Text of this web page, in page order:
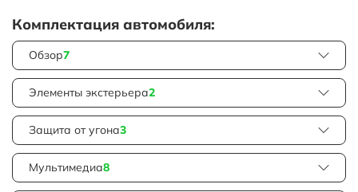
Комплектация автомобиля:
Обзор7
Элементы экстерьера2
Защита от угона3
Мультимедиа8